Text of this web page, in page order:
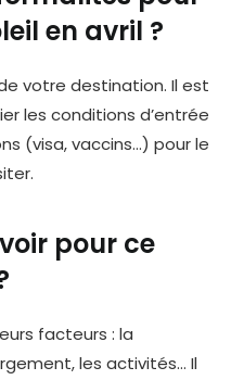
en avril ?
votre destination. Il est
les conditions d’entrée
(visa, vaccins…) pour le
pour ce
facteurs : la
les activités… Il